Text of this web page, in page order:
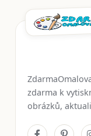
zdarma k
obrázků,